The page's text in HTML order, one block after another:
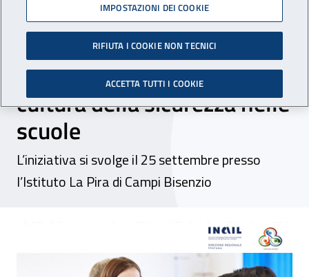
Inail e Ufficio scolastico
provinciale di Firenze
insieme per promuovere la
cultura della sicurezza nelle
scuole
L’iniziativa si svolge il 25 settembre presso
l’Istituto La Pira di Campi Bisenzio
Inail e Ufficio scolastico provinciale di
IMPOSTAZIONI DEI COOKIE
RIFIUTA I COOKIE NON TECNICI
ACCETTA TUTTI I COOKIE